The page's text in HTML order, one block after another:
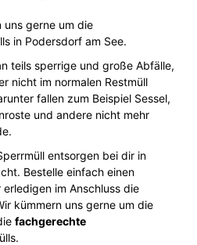
uns gerne um die
in Podersdorf am See.
teils sperrige und große Abfälle,
nicht im normalen Restmüll
fallen zum Beispiel Sessel,
und andere nicht mehr
entsorgen bei dir in
Bestelle einfach einen
im Anschluss die
kümmern uns gerne um die
fachgerechte